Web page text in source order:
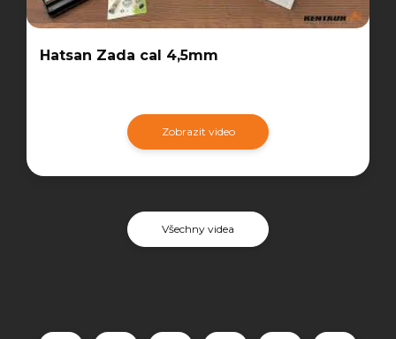
Hatsan Zada cal 4,5mm
Zobrazit video
Všechny videa